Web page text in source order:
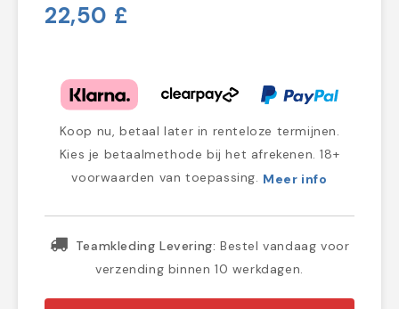
22,50 £
Koop nu, betaal later in renteloze termijnen.
Kies je betaalmethode bij het afrekenen. 18+
voorwaarden van toepassing. Meer info
Teamkleding Levering: Bestel vandaag voor
verzending binnen 10 werkdagen.